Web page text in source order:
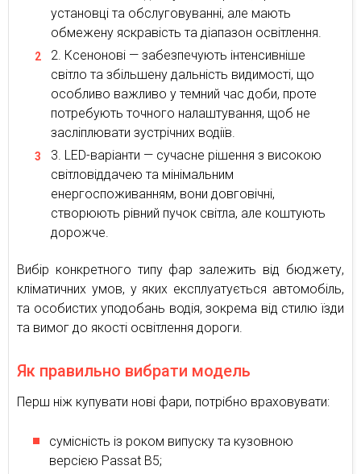
установці та обслуговуванні, але мають
обмежену яскравість та діапазон освітлення.
Ксенонові — забезпечують інтенсивніше
світло та збільшену дальність видимості, що
особливо важливо у темний час доби, проте
потребують точного налаштування, щоб не
засліплювати зустрічних водіїв.
LED-варіанти — сучасне рішення з високою
світловіддачею та мінімальним
енергоспоживанням, вони довговічні,
створюють рівний пучок світла, але коштують
дорожче.
Вибір конкретного типу фар залежить від бюджету,
кліматичних умов, у яких експлуатується автомобіль,
та особистих уподобань водія, зокрема від стилю їзди
та вимог до якості освітлення дороги.
Як правильно вибрати модель
Перш ніж купувати нові фари, потрібно враховувати:
сумісність із роком випуску та кузовною
версією Passat B5;